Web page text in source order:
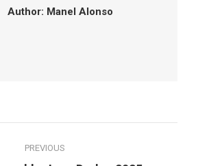
Author: Manel Alonso
PREVIOUS